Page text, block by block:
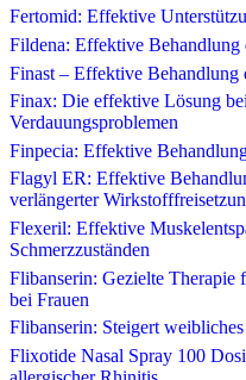
Fertomid: Effektive
Fildena: Effektive
Finast – Effektive Behandlung
Finax: Die effektive Lösung
Verdauungsproblemen
Finpecia: Effektive
Flagyl ER: Effektive
verlängerter
Flexeril: Effektive
Schmerzzuständen
Flibanserin: Gezielte Therapie
bei Frauen
Flibanserin: Steigert
Flixotide Nasal Spray 100